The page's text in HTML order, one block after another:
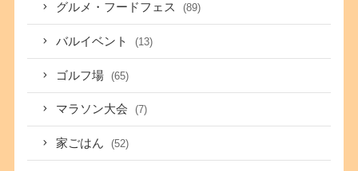
グルメ・フードフェス (89)
バルイベント (13)
ゴルフ場 (65)
マラソン大会 (7)
家ごはん (52)